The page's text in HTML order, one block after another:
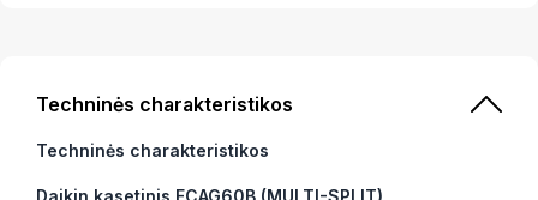
Techninės charakteristikos
Techninės charakteristikos
Daikin kasetinis FCAG60B (MULTI-SPLIT)